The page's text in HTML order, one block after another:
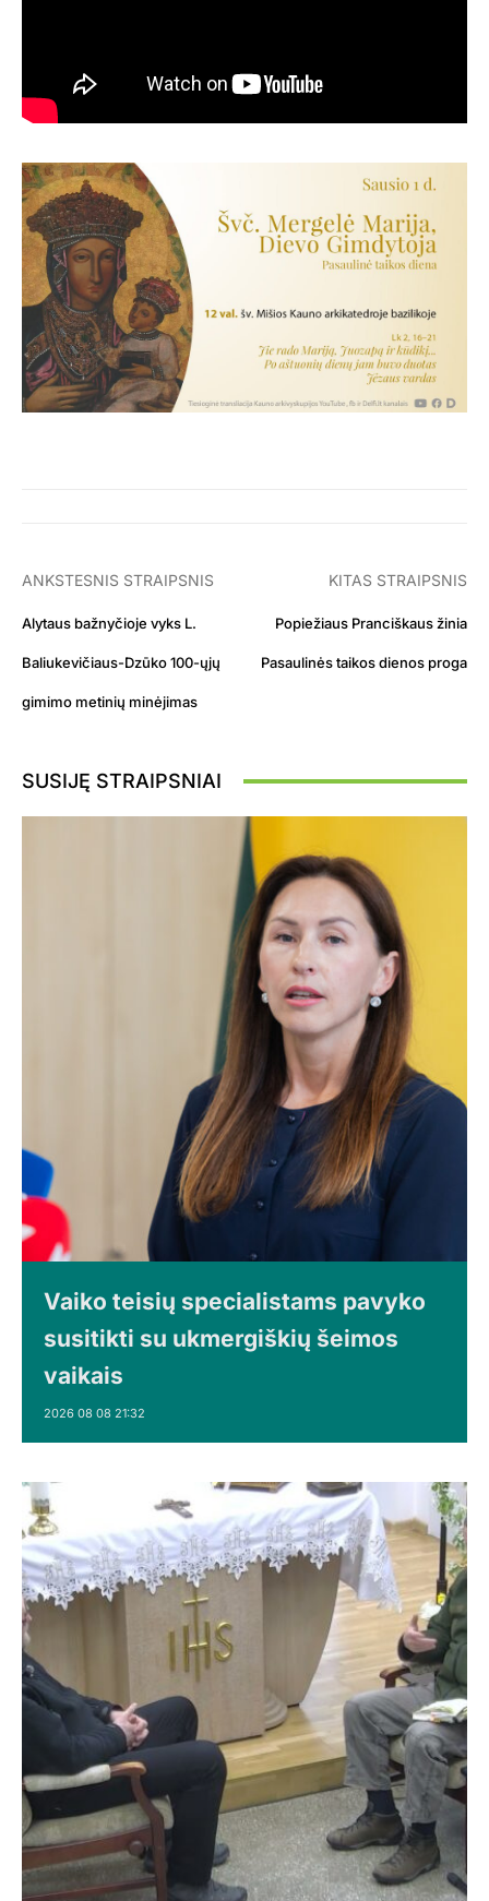
ANKSTESNIS STRAIPSNIS
Alytaus bažnyčioje vyks L.
Baliukevičiaus-Dzūko 100-ųjų
gimimo metinių minėjimas
KITAS STRAIPSNIS
Popiežiaus Pranciškaus žinia
Pasaulinės taikos dienos proga
SUSIJĘ STRAIPSNIAI
Vaiko teisių specialistams pavyko
susitikti su ukmergiškių šeimos
vaikais
2026 08 08 21:32